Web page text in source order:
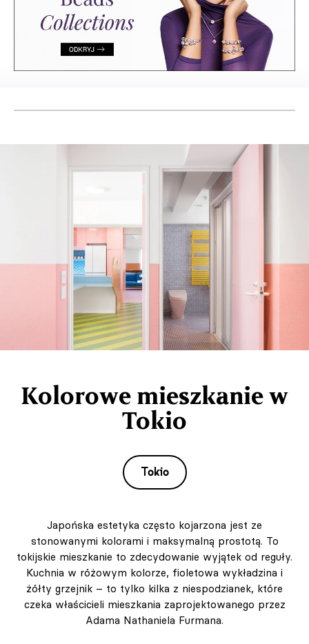
Kolorowe mieszkanie w
Tokio
Tokio
Japońska estetyka często kojarzona jest ze
stonowanymi kolorami i maksymalną prostotą. To
tokijskie mieszkanie to zdecydowanie wyjątek od reguły.
Kuchnia w różowym kolorze, fioletowa wykładzina i
żółty grzejnik – to tylko kilka z niespodzianek, które
czeka właścicieli mieszkania zaprojektowanego przez
Adama Nathaniela Furmana.